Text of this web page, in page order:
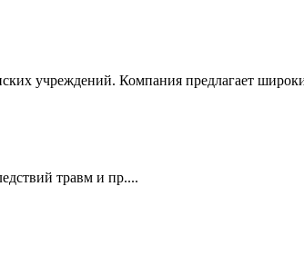
учреждений. Компания предлагает
травм и пр....